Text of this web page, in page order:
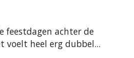
feestdagen achter de
voelt heel erg dubbel...